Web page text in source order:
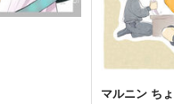
マルニン ち